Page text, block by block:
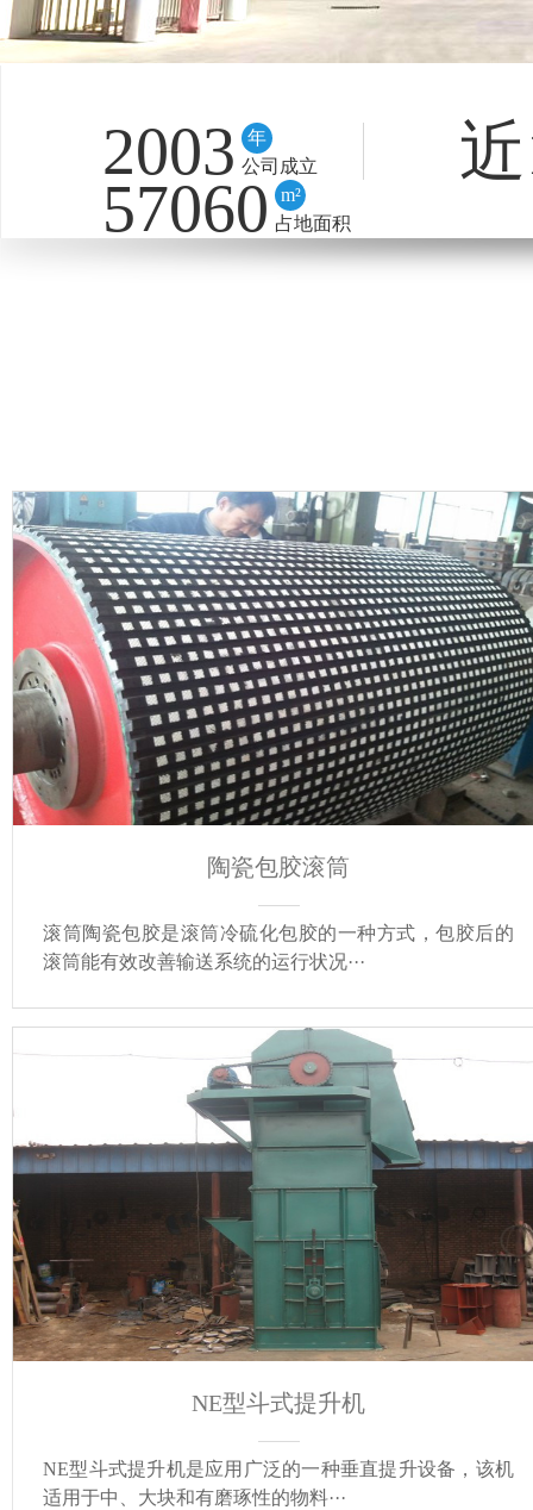
2003
年
公司成立
57060
m²
占地面积
陶瓷包胶滚筒
滚筒陶瓷包胶是滚筒冷硫化包胶的一种方式，包胶后的
滚筒能有效改善输送系统的运行状况···
NE型斗式提升机
NE型斗式提升机是应用广泛的一种垂直提升设备，该机
适用于中、大块和有磨琢性的物料···